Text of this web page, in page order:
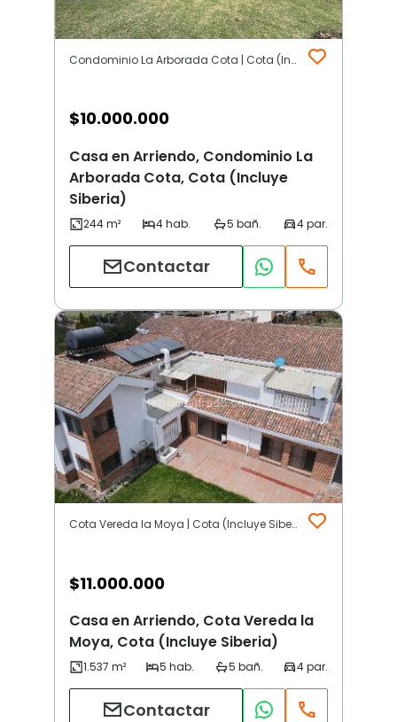
Condominio La Arborada Cota | Cota (Incluye Siberia)
$10.000.000
Casa en Arriendo, Condominio La
Arborada Cota, Cota (Incluye
Siberia)
Contactar
Cota Vereda la Moya | Cota (Incluye Siberia)
$11.000.000
Casa en Arriendo, Cota Vereda la
Moya, Cota (Incluye Siberia)
Contactar